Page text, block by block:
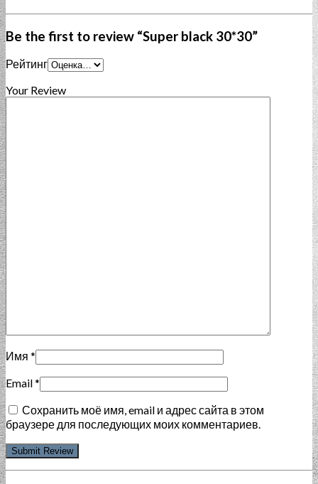
Be the first to review “Super black 30*30”
Рейтинг
Your Review
Имя *
Email*
Сохранить моё имя, email и адрес сайта в этом
браузере для последующих моих комментариев.